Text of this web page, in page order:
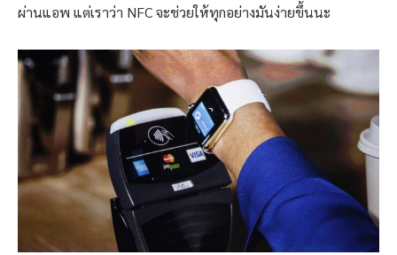
ผ่านแอพ แต่เราว่า NFC จะช่วยให้ทุกอย่างมันง่ายขึ้นนะ